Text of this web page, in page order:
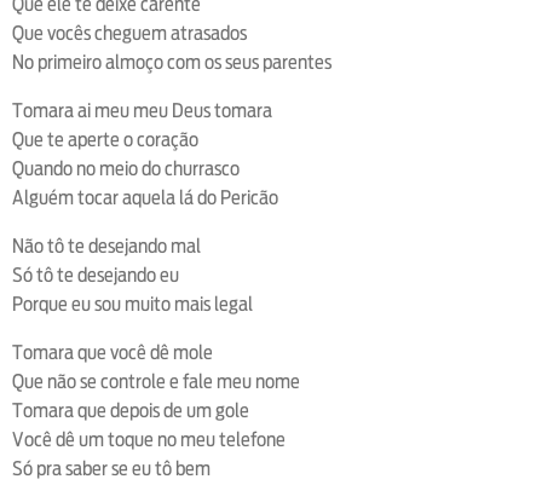
Que vocês cheguem atrasados
No primeiro almoço com os seus parentes
Tomara ai meu meu Deus tomara
Que te aperte o coração
Quando no meio do churrasco
Alguém tocar aquela lá do Pericão
Não tô te desejando mal
Só tô te desejando eu
Porque eu sou muito mais legal
Tomara que você dê mole
Que não se controle e fale meu nome
Tomara que depois de um gole
Você dê um toque no meu telefone
Só pra saber se eu tô bem